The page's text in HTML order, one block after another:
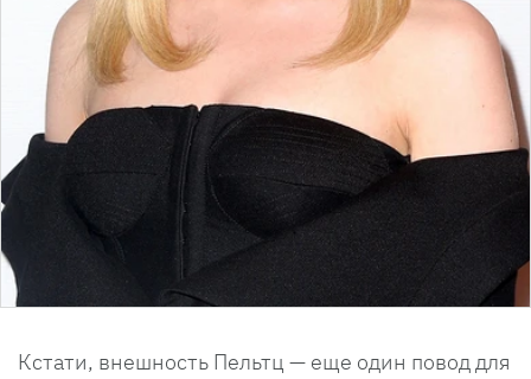
Кстати, внешность Пельтц — еще один повод для